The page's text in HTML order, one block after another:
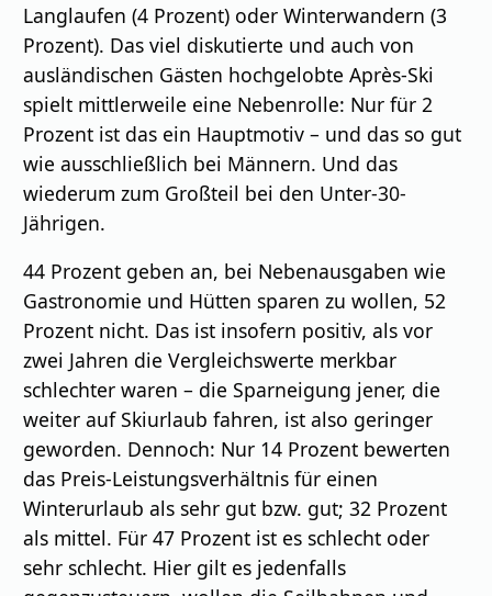
Langlaufen (4 Prozent) oder Winterwandern (3
Prozent). Das viel diskutierte und auch von
ausländischen Gästen hochgelobte Après-Ski
spielt mittlerweile eine Nebenrolle: Nur für 2
Prozent ist das ein Hauptmotiv – und das so gut
wie ausschließlich bei Männern. Und das
wiederum zum Großteil bei den Unter-30-
Jährigen.
44 Prozent geben an, bei Nebenausgaben wie
Gastronomie und Hütten sparen zu wollen, 52
Prozent nicht. Das ist insofern positiv, als vor
zwei Jahren die Vergleichswerte merkbar
schlechter waren – die Sparneigung jener, die
weiter auf Skiurlaub fahren, ist also geringer
geworden. Dennoch: Nur 14 Prozent bewerten
das Preis-Leistungsverhältnis für einen
Winterurlaub als sehr gut bzw. gut; 32 Prozent
als mittel. Für 47 Prozent ist es schlecht oder
sehr schlecht. Hier gilt es jedenfalls